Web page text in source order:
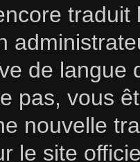
de
pas, vous
nouvelle
le site